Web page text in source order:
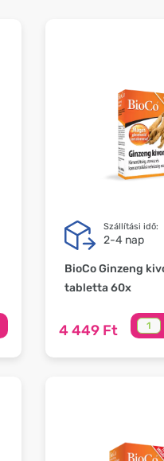
Szállítási idő:
2-4 nap
BioCo Ginzeng
tabletta 60x
4 449 Ft